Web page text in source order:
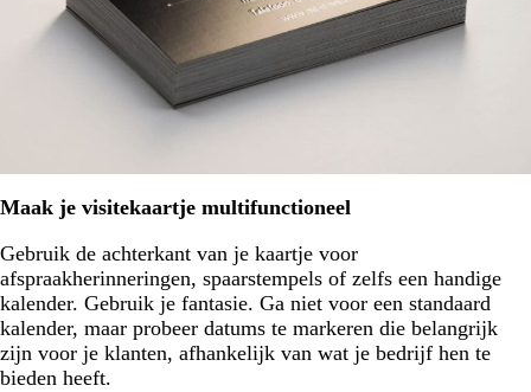
Maak je visitekaartje multifunctioneel
Gebruik de achterkant van je kaartje voor
afspraakherinneringen, spaarstempels of zelfs een handige
kalender. Gebruik je fantasie. Ga niet voor een standaard
kalender, maar probeer datums te markeren die belangrijk
zijn voor je klanten, afhankelijk van wat je bedrijf hen te
bieden heeft.